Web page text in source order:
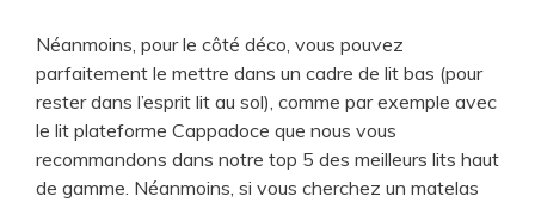
Néanmoins, pour le côté déco, vous pouvez
parfaitement le mettre dans un cadre de lit bas (pour
rester dans l’esprit lit au sol), comme par exemple avec
le lit plateforme Cappadoce que nous vous
recommandons dans notre top 5 des meilleurs lits haut
de gamme. Néanmoins, si vous cherchez un matelas